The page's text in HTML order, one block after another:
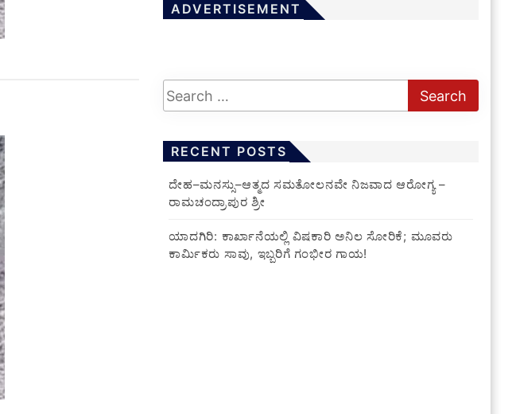
ADVERTISEMENT
RECENT POSTS
ದೇಹ–ಮನಸ್ಸು–ಆತ್ಮದ ಸಮತೋಲನವೇ ನಿಜವಾದ ಆರೋಗ್ಯ –
ರಾಮಚಂದ್ರಾಪುರ ಶ್ರೀ
ಯಾದಗಿರಿ: ಕಾರ್ಖಾನೆಯಲ್ಲಿ ವಿಷಕಾರಿ ಅನಿಲ ಸೋರಿಕೆ; ಮೂವರು
ಕಾರ್ಮಿಕರು ಸಾವು, ಇಬ್ಬರಿಗೆ ಗಂಭೀರ ಗಾಯ!